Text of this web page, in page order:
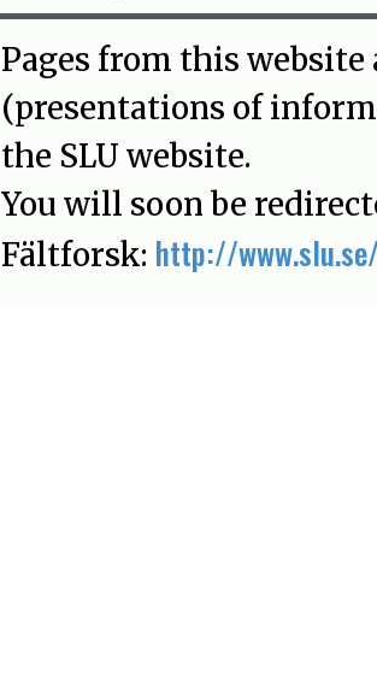
Pages from this website
(presentations of
the SLU website.
You will soon be
Fältforsk: http://